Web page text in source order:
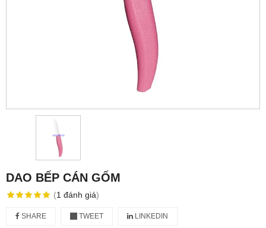
DAO BẾP CÁN GỐM
(1 đánh giá)
SHARE TWEET LINKEDIN